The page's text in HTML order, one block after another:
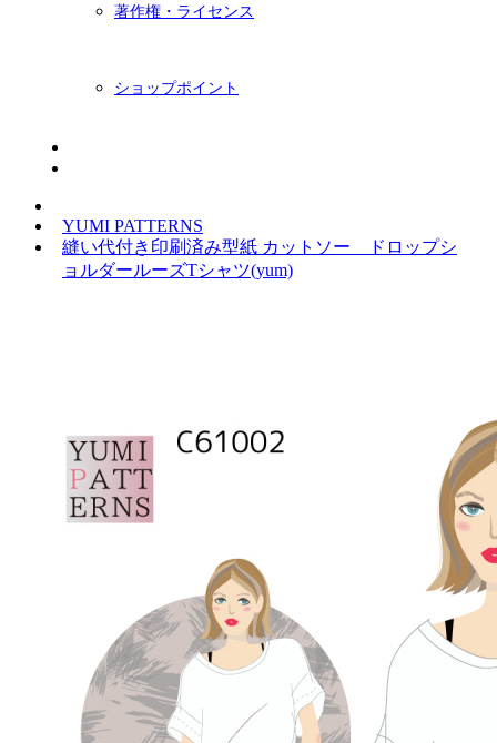
著作権・ライセンス
ショップポイント
YUMI PATTERNS
縫い代付き印刷済み型紙 カットソー ドロップシ
ョルダールーズTシャツ(yum)